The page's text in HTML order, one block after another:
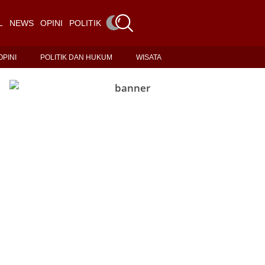
NEWS OPINI POLITIK DAN HUKUM
POLITIK DAN HUKUM WISATA